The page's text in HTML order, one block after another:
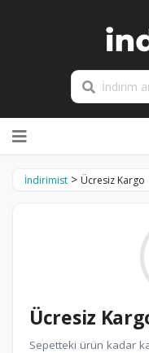
to
İndirimist > Ücresiz Kargo
Ücresiz
Sepetteki ürün kadar